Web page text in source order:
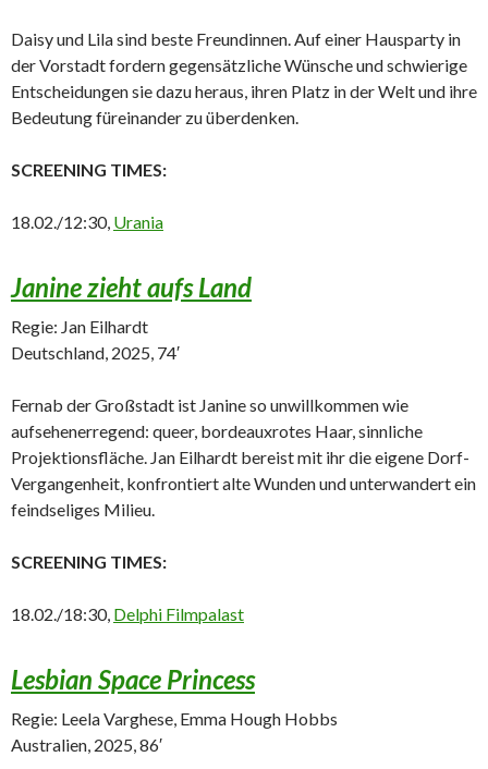
Daisy und Lila sind beste Freundinnen. Auf einer Hausparty in
der Vorstadt fordern gegensätzliche Wünsche und schwierige
Entscheidungen sie dazu heraus, ihren Platz in der Welt und ihre
Bedeutung füreinander zu überdenken.
SCREENING TIMES:
18.02./12:30, Urania
Janine zieht aufs Land
Regie: Jan Eilhardt
Deutschland, 2025, 74′
Fernab der Großstadt ist Janine so unwillkommen wie
aufsehenerregend: queer, bordeauxrotes Haar, sinnliche
Projektionsfläche. Jan Eilhardt bereist mit ihr die eigene Dorf-
Vergangenheit, konfrontiert alte Wunden und unterwandert ein
feindseliges Milieu.
SCREENING TIMES:
18.02./18:30, Delphi Filmpalast
Lesbian Space Princess
Regie: Leela Varghese, Emma Hough Hobbs
Australien, 2025, 86′